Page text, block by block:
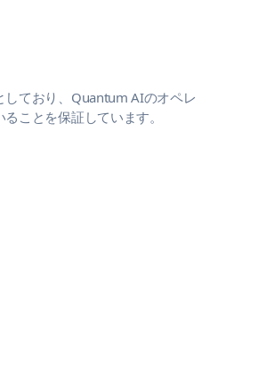
ており、Quantum AIのオペレ
ことを保証しています。